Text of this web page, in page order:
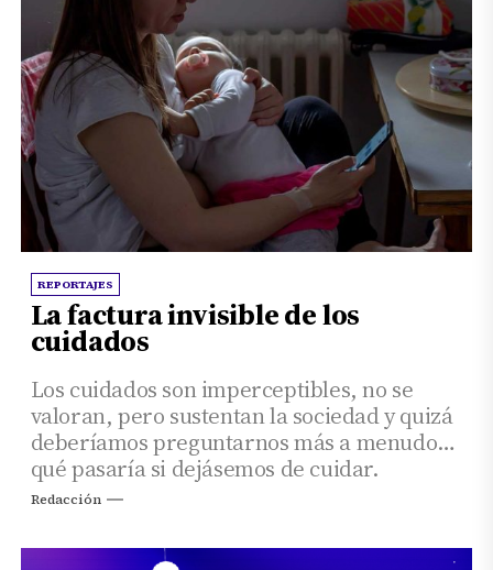
REPORTAJES
La factura invisible de los
cuidados
Los cuidados son imperceptibles, no se
valoran, pero sustentan la sociedad y quizá
deberíamos preguntarnos más a menudo
qué pasaría si dejásemos de cuidar.
Redacción